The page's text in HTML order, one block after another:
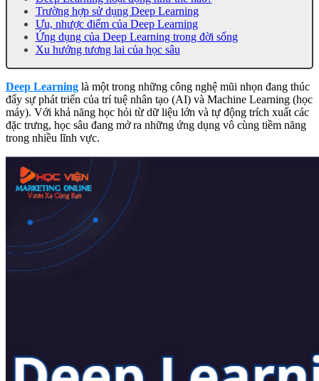
Trường hợp sử dụng Deep Learning
Ưu, nhược điểm của Deep Learning
Ứng dụng của Deep Learning trong đời sống
Xu hướng tương lai của học sâu
Deep Learning là một trong những công nghệ mũi nhọn đang thúc
đẩy sự phát triển của trí tuệ nhân tạo (AI) và Machine Learning (học
máy). Với khả năng học hỏi từ dữ liệu lớn và tự động trích xuất các
đặc trưng, học sâu đang mở ra những ứng dụng vô cùng tiềm năng
trong nhiều lĩnh vực.